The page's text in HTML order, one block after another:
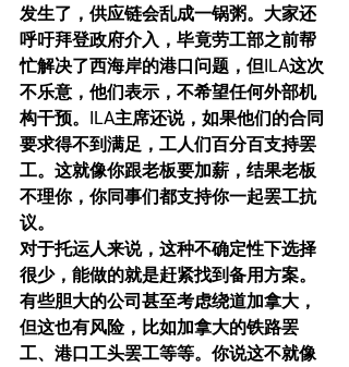
发生了，供应链会乱成一锅粥。大家还
呼吁拜登政府介入，毕竟劳工部之前帮
忙解决了西海岸的港口问题，但ILA这次
不乐意，他们表示，不希望任何外部机
构干预。ILA主席还说，如果他们的合同
要求得不到满足，工人们百分百支持罢
工。这就像你跟老板要加薪，结果老板
不理你，你同事们都支持你一起罢工抗
议。
对于托运人来说，这种不确定性下选择
很少，能做的就是赶紧找到备用方案。
有些胆大的公司甚至考虑绕道加拿大，
但这也有风险，比如加拿大的铁路罢
工、港口工头罢工等等。你说这不就像